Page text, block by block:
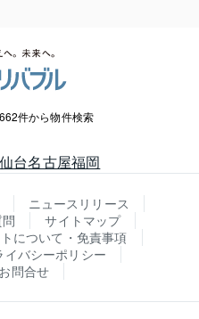
件から物件検索
仙台名古屋福岡
ニュースリリース
サイトマップ
について・免責事項
バシーポリシー
問合せ